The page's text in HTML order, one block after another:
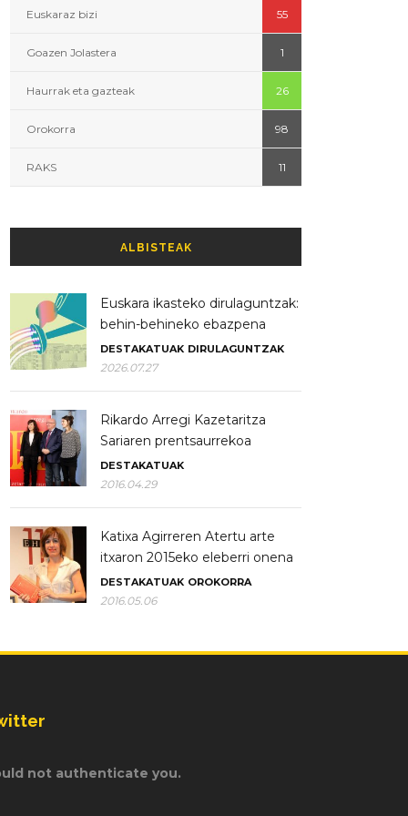
Euskaraz bizi 55
Goazen Jolastera 1
Haurrak eta gazteak 26
Orokorra 98
RAKS 11
ALBISTEAK
Euskara ikasteko dirulaguntzak:
behin-behineko ebazpena
DESTAKATUAK DIRULAGUNTZAK
2026.07.27
Rikardo Arregi Kazetaritza
Sariaren prentsaurrekoa
DESTAKATUAK
2016.04.29
Katixa Agirreren Atertu arte
itxaron 2015eko eleberri onena
DESTAKATUAK OROKORRA
2016.05.06
not authenticate you.